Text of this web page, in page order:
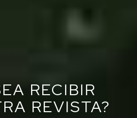
RECIBIR
REVISTA?